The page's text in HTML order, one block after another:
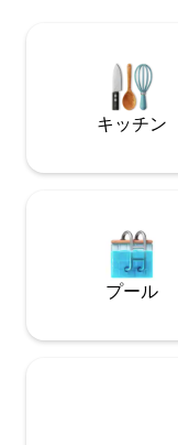
Gene Leahy Park,
Comes with 1 free
キッチン
プール